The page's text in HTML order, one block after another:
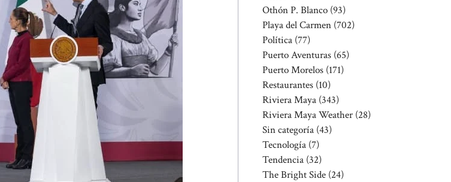
Othón P. Blanco (93)
Playa del Carmen (702)
Política (77)
Puerto Aventuras (65)
Puerto Morelos (171)
Restaurantes (10)
Riviera Maya (343)
Riviera Maya Weather (28)
Sin categoría (43)
Tecnología (7)
Tendencia (32)
The Bright Side (24)